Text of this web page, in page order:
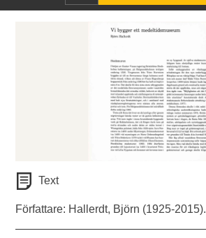
Text
Författare: Hallerdt, Björn (1925-2015).